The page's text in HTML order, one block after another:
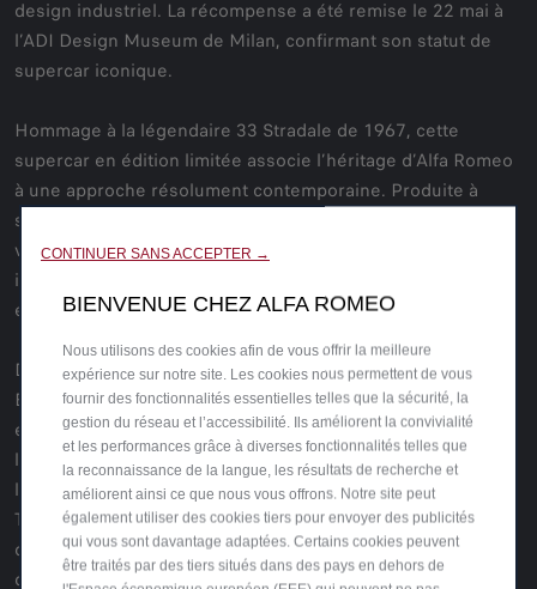
design industriel. La récompense a été remise le 22 mai à
l’ADI Design Museum de Milan, confirmant son statut de
supercar iconique.
Hommage à la légendaire 33 Stradale de 1967, cette
supercar en édition limitée associe l’héritage d’Alfa Romeo
à une approche résolument contemporaine. Produite à
seulement 33 exemplaires, elle se présente comme une
véritable œuvre d’art sur mesure, alliant design sculptural,
intérieur épuré et ingénierie avancée pour offrir une
expérience de conduite intensément émotionnelle.
Développée dans le cadre du programme
BOTTEGAFUORISERIE d’Alfa Romeo dédié aux modèles
exclusifs et personnalisés, la 33 Stradale illustre
l’engagement de la marque en faveur de l’artisanat et de
l’innovation. Réalisée en collaboration avec Carrozzeria
Touring Superleggera, elle témoigne d’un travail artisanal
d’une grande précision et de l’élégance intemporelle du
design automobile italien.
CONTINUER SANS ACCEPTER →
BIENVENUE CHEZ ALFA ROMEO
Nous utilisons des cookies afin de vous offrir la meilleure
expérience sur notre site. Les cookies nous permettent de vous
fournir des fonctionnalités essentielles telles que la sécurité, la
gestion du réseau et l’accessibilité. Ils améliorent la convivialité
et les performances grâce à diverses fonctionnalités telles que
la reconnaissance de la langue, les résultats de recherche et
améliorent ainsi ce que nous vous offrons. Notre site peut
également utiliser des cookies tiers pour envoyer des publicités
qui vous sont davantage adaptées. Certains cookies peuvent
être traités par des tiers situés dans des pays en dehors de